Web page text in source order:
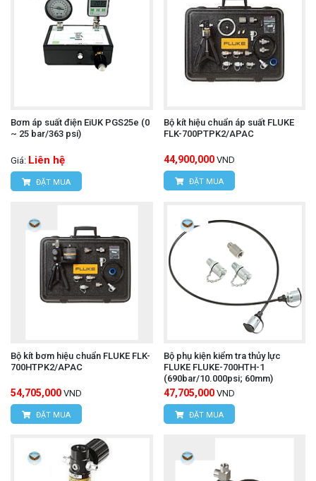
Bơm áp suất điện EiUK PGS25e (0
~ 25 bar/363 psi)
Giá: Liên hệ
ĐẶT MUA
Bộ kít hiệu chuẩn áp suất FLUKE
FLK-700PTPK2/APAC
44,900,000 VND
ĐẶT MUA
Bộ kít bơm hiệu chuẩn FLUKE FLK-
700HTPK2/APAC
54,705,000 VND
ĐẶT MUA
Bộ phụ kiện kiểm tra thủy lực
FLUKE FLUKE-700HTH-1
(690bar/10.000psi; 60mm)
47,705,000 VND
ĐẶT MUA